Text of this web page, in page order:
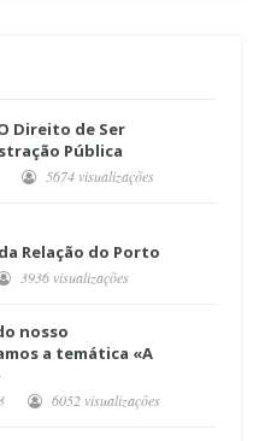
Direito de Ser
Pública
5674 visualizações
Relação do Porto
3936 visualizações
nosso
a temática «A
6052 visualizações